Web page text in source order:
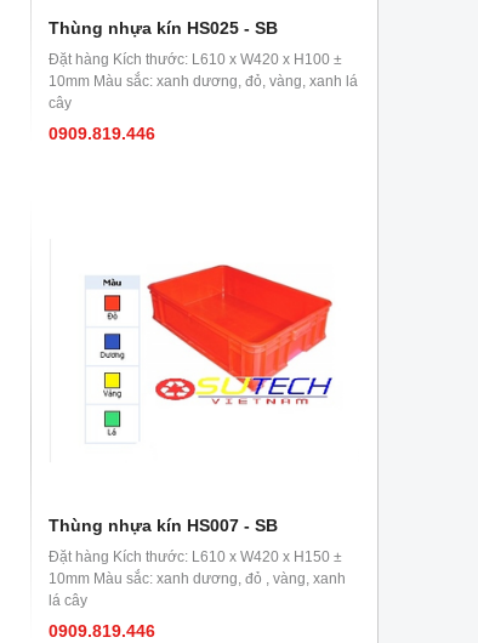
Thùng nhựa kín HS025 - SB
Đặt hàng Kích thước: L610 x W420 x H100 ±
10mm Màu sắc: xanh dương, đỏ, vàng, xanh lá
cây
0909.819.446
Thùng nhựa kín HS007 - SB
Đặt hàng Kích thước: L610 x W420 x H150 ±
10mm Màu sắc: xanh dương, đỏ , vàng, xanh
lá cây
0909.819.446